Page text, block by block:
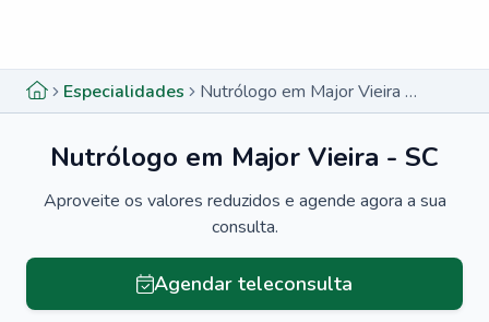
Especialidades Nutrólogo em Major Vieira - SC
Nutrólogo em Major Vieira - SC
Aproveite os valores reduzidos e agende agora a sua
consulta.
Agendar teleconsulta